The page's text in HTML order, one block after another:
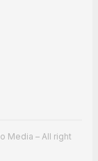
Media – All right